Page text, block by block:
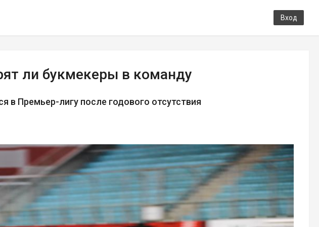
Вход
ли букмекеры в команду
Премьер-лигу после годового отсутствия